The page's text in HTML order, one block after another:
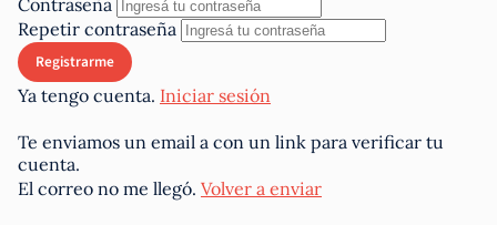
Contraseña
Repetir contraseña
Ya tengo cuenta. Iniciar sesión
Te enviamos un email a con un link para verificar tu
cuenta.
El correo no me llegó. Volver a enviar